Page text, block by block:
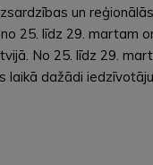
un
25. līdz 29. martam
No 25. līdz 29.
laikā dažādi